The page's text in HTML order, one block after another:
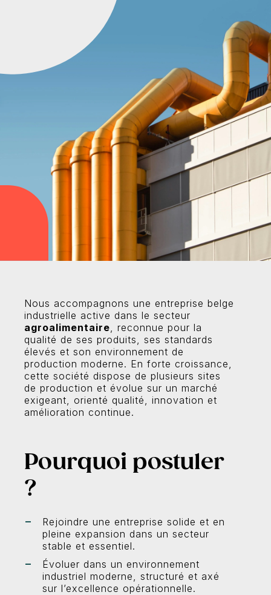
Nous accompagnons une entreprise belge
industrielle active dans le secteur
agroalimentaire, reconnue pour la
qualité de ses produits, ses standards
élevés et son environnement de
production moderne. En forte croissance,
cette société dispose de plusieurs sites
de production et évolue sur un marché
exigeant, orienté qualité, innovation et
amélioration continue.
Pourquoi postuler
?
Rejoindre une entreprise solide et en
pleine expansion dans un secteur
stable et essentiel.
Évoluer dans un environnement
industriel moderne, structuré et axé
sur l’excellence opérationnelle.